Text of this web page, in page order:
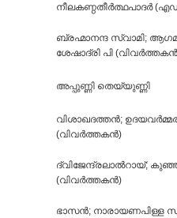
നീലകണ്ഠതീര്‍ത്ഥപാദര്‍
ബ്രഹ്മാനന്ദ സ്വാമി;
ശേഷാദ്രി പി
അപ്പുണ്ണി തെയ്യുണ്ണി
വിശാഖദത്തന്‍;
(വിവര്‍ത്തകന്‍)
ദ്വിജേന്ദ്രലാല്‍റായ്‌;
(വിവര്‍ത്തകന്‍)
ഭാസന്‍; നാരായണപിള്ള